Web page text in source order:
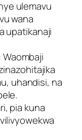
ulemavu
wana
upatikanaji
: Waombaji
uhandisi, na
pia kuna